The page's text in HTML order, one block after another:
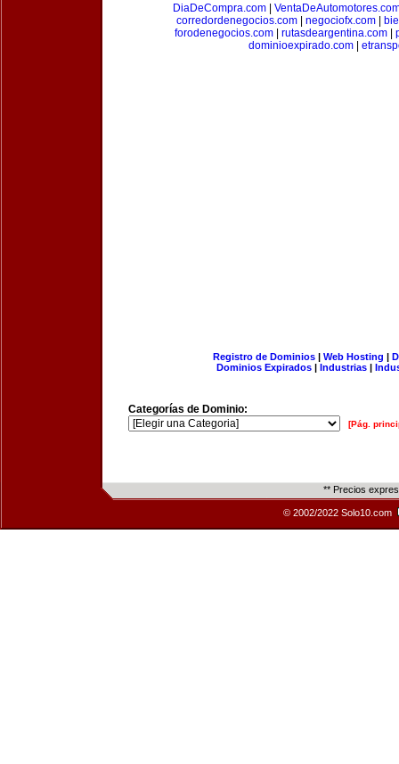
DiaDeCompra.com|
corredordenegocios.com
negociofx.com
forodenegocios.com| rutasdeargentina.com|
dominioexpirado.com|
Registro de Dominios| Web Hosting |
Dominios Expirados | Industrias |
Categorías de Dominio:
[Pág.
** Precios
© 2002/2022 Solo10.com